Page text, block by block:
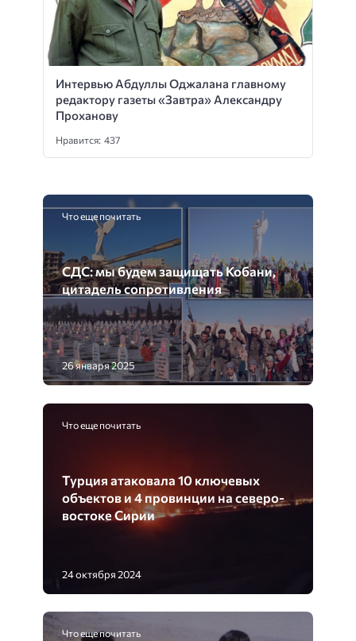
Интервью Абдуллы Оджалана главному
редактору газеты «Завтра» Александру
Проханову
Нравится: 437
Что еще почитать
СДС: мы будем защищать Кобани,
цитадель сопротивления
26 января 2025
Что еще почитать
Турция атаковала 10 ключевых
объектов и 4 провинции на северо-
востоке Сирии
24 октября 2024
Что еще почитать